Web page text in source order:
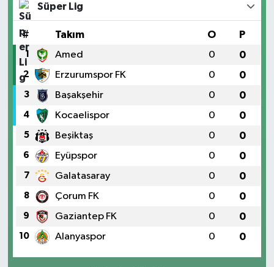
Süper Lig
# Takım O P
1 Amed 0 0
2 Erzurumspor FK 0 0
3 Başakşehir 0 0
4 Kocaelispor 0 0
5 Beşiktaş 0 0
6 Eyüpspor 0 0
7 Galatasaray 0 0
8 Çorum FK 0 0
9 Gaziantep FK 0 0
10 Alanyaspor 0 0